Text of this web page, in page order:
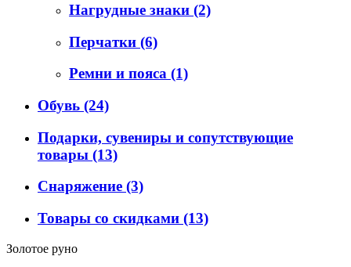
Нагрудные знаки (2)
Перчатки (6)
Ремни и пояса (1)
Обувь (24)
Подарки, сувениры и сопутствующие
товары (13)
Снаряжение (3)
Товары со скидками (13)
Золотое руно